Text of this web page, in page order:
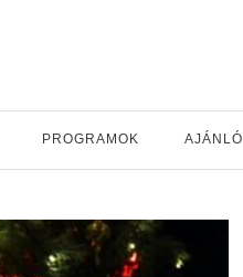
PROGRAMOK AJÁNLÓ